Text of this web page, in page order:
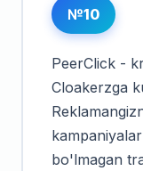
№10
PeerClick -
Cloakerzga
bo'lmagan